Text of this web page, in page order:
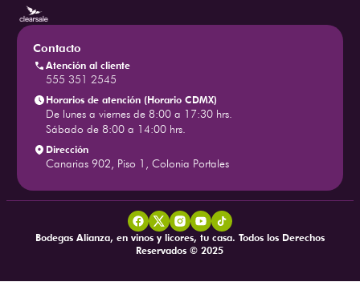
Contacto
Atención al cliente
555 351 2545
Horarios de atención (Horario CDMX)
De lunes a viernes de 8:00 a 17:30 hrs.
Sábado de 8:00 a 14:00 hrs.
Dirección
Canarias 902, Piso 1, Colonia Portales
Bodegas Alianza, en vinos y licores, tu casa. Todos los Derechos
Reservados © 2025